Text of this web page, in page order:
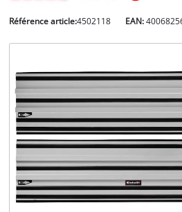
Français
English
Référence article:4502118 EAN: